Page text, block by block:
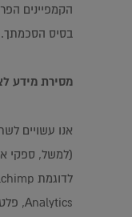
הקמפיינים
בסיס הסכמתך.
מסירת מידע
אנו עשויים
(למשל, ספקי